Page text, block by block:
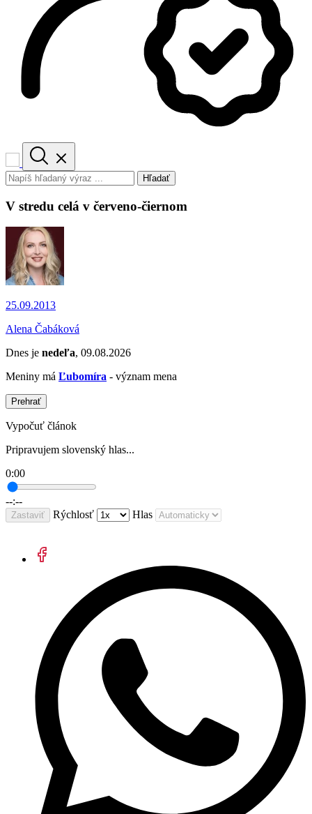
Hľadať
V stredu celá v červeno-čiernom
25.09.2013
Alena Čabáková
Dnes je nedeľa, 09.08.2026
Meniny má Ľubomíra - význam mena
Prehrať
Vypočuť článok
Pripravujem slovenský hlas...
0:00
--:--
Zastaviť Rýchlosť Hlas